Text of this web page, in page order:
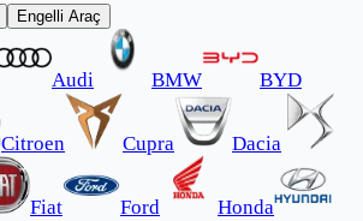
Engelli Araç
Audi BMW BYD
Citroen Cupra Dacia
Fiat Ford Honda